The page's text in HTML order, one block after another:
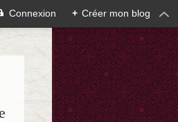
Connexion + Créer mon blog